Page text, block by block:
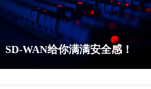
sd-wan产品的优势有哪些？
SD-WAN给你满满安全感！